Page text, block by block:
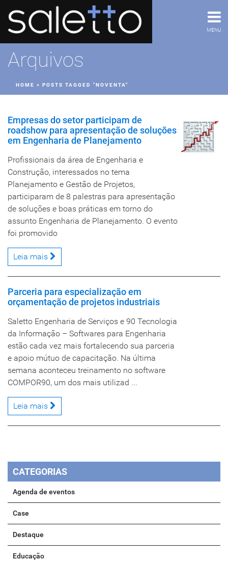
MENU
Arquivos
HOME » POSTS TAGGED "NOVENTA"
Empresas do setor participam de
roadshow para apresentação de soluções
em Engenharia de Planejamento
Profissionais da área de Engenharia e
Construção, interessados no tema
Planejamento e Gestão de Projetos,
participaram de 8 palestras para apresentação
de soluções e boas práticas em torno do
assunto Engenharia de Planejamento. O evento
foi promovido
Leia mais
Parceria para especialização em
orçamentação de projetos industriais
Saletto Engenharia de Serviços e 90 Tecnologia
da Informação – Softwares para Engenharia
estão cada vez mais fortalecendo sua parceria
e apoio mútuo de capacitação. Na última
semana aconteceu treinamento no software
COMPOR90, um dos mais utilizad ...
Leia mais
CATEGORIAS
Agenda de eventos
Case
Destaque
Educação